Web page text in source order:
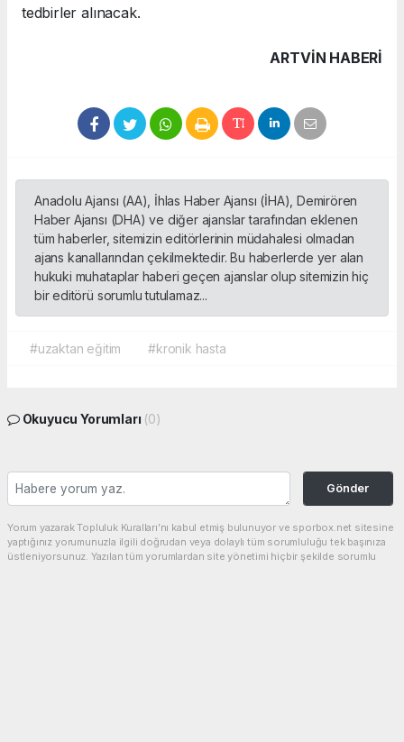
tedbirler alınacak.
ARTVIN HABERİ
Anadolu Ajansı (AA), İhlas Haber Ajansı (İHA), Demirören
Haber Ajansı (DHA) ve diğer ajanslar tarafından eklenen
tüm haberler, sitemizin editörlerinin müdahalesi olmadan
ajans kanallarından çekilmektedir. Bu haberlerde yer alan
hukuki muhataplar haberi geçen ajanslar olup sitemizin hiç
bir editörü sorumlu tutulamaz...
#uzaktan eğitim #kronik hasta
Okuyucu Yorumları (0)
Gönder
Yorum yazarak Topluluk Kuralları’nı kabul etmiş bulunuyor ve sporbox.net sitesine
yaptığınız yorumunuzla ilgili doğrudan veya dolaylı tüm sorumluluğu tek başınıza
üstleniyorsunuz. Yazılan tüm yorumlardan site yönetimi hiçbir şekilde sorumlu